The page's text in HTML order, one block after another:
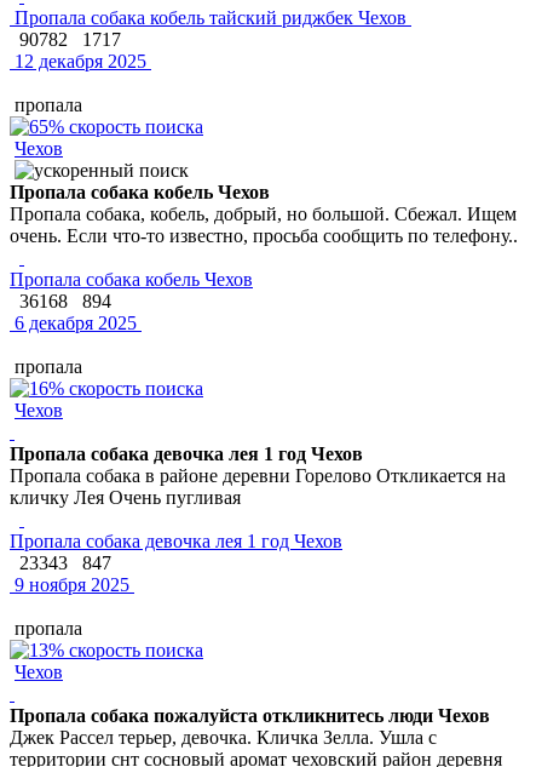
Пропала собака кобель тайский риджбек Чехов
90782
1717
12 декабря 2025
пропала
Чехов
Пропала собака кобель Чехов
Пропала собака, кобель, добрый, но большой. Сбежал. Ищем
очень. Если что-то известно, просьба сообщить по телефону..
Пропала собака кобель Чехов
36168
894
6 декабря 2025
пропала
Чехов
Пропала собака девочка лея 1 год Чехов
Пропала собака в районе деревни Горелово Откликается на
кличку Лея Очень пугливая
Пропала собака девочка лея 1 год Чехов
23343
847
9 ноября 2025
пропала
Чехов
Пропала собака пожалуйста откликнитесь люди Чехов
Джек Рассел терьер, девочка. Кличка Зелла. Ушла с
территории снт сосновый аромат чеховский район деревня